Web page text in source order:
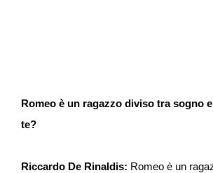
Romeo è un ragazzo diviso tra sogno
te?
Riccardo De Rinaldis: Romeo è un